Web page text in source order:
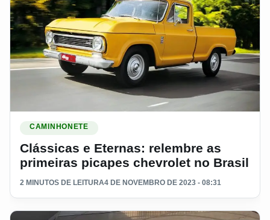
CAMINHONETE
Clássicas e Eternas: relembre as
primeiras picapes chevrolet no Brasil
2 MINUTOS DE LEITURA4 DE NOVEMBRO DE 2023 - 08:31